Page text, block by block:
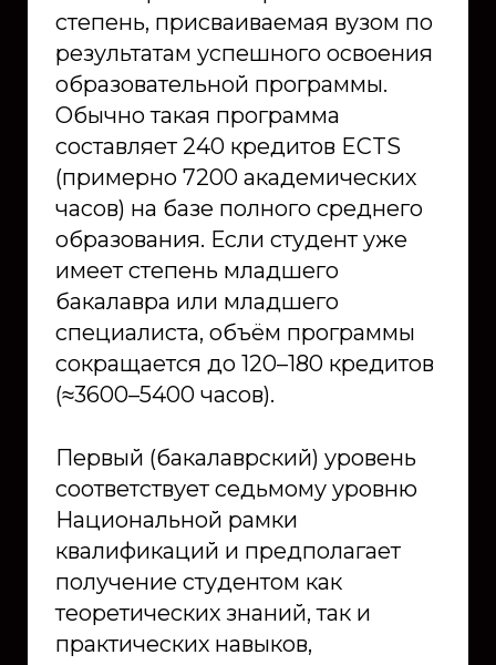
степень, присваиваемая вузом по
результатам успешного освоения
образовательной программы.
Обычно такая программа
составляет 240 кредитов ECTS
(примерно 7200 академических
часов) на базе полного среднего
образования. Если студент уже
имеет степень младшего
бакалавра или младшего
специалиста, объём программы
сокращается до 120–180 кредитов
(≈3600–5400 часов).
Первый (бакалаврский) уровень
соответствует седьмому уровню
Национальной рамки
квалификаций и предполагает
получение студентом как
теоретических знаний, так и
практических навыков,